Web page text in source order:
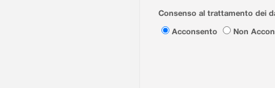
Consenso al trattamento dei
Acconsento
Non